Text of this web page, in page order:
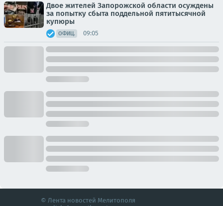
Двое жителей Запорожской области осуждены
за попытку сбыта поддельной пятитысячной
купюры
ОФИЦ. 09:05
© Лента новостей Мелитополя